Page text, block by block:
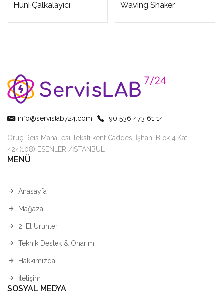
Huni Çalkalayıcı
Waving Shaker
info@servislab724.com +90 536 473 61 14
Oruç Reis Mahallesi Tekstilkent Caddesi İşhanı Blok 4.Kat
424(108) ESENLER /İSTANBUL
MENÜ
Anasayfa
Mağaza
2. El Ürünler
Teknik Destek & Onarım
Hakkımızda
İletişim
SOSYAL MEDYA